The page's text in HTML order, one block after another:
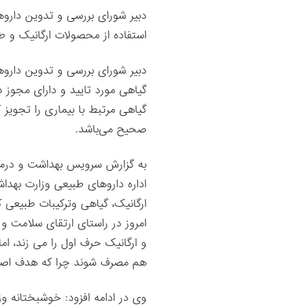
دبیر شورای بررسی و تدوین
استفاده از محصولات ارگانیک
دبیر شورای بررسی و تدوین
گیاهی مورد تایید و دارای
گیاهی مرتبط با بیماری را
صحیح می‌باشد.
به گزارش سرویس بهداشت و
اداره داروهای طبیعی وزارت
امروز در راستای ارتقای سلامت
و ارگانیک حرف اول را می زند،
هم مصرف شوند چرا که هدف
وی در ادامه افزود: